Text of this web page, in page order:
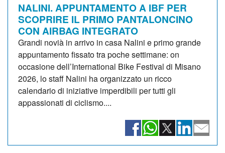
NALINI. APPUNTAMENTO A IBF PER
SCOPRIRE IL PRIMO PANTALONCINO
CON AIRBAG INTEGRATO
Grandi novià in arrivo in casa Nalini e primo grande
appuntamento fissato tra poche settimane: on
occasione dell’International Bike Festival di Misano
2026, lo staff Nalini ha organizzato un ricco
calendario di iniziative imperdibili per tutti gli
appassionati di ciclismo....